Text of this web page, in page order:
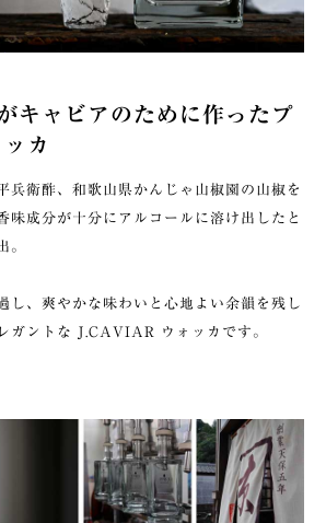
キャビアのために作ったプ
カ
兵衛酢、和歌山県かんじゃ山椒園の山椒を
味成分が十分にアルコールに溶け出したと
。
し、爽やかな味わいと心地よい余韻を残し
ガントな J.CAVIAR ウォッカです。